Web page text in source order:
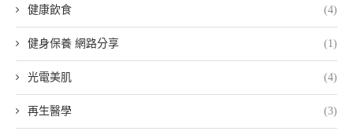
健康飲食 (4)
健身保養 網路分享 (1)
光電美肌 (4)
再生醫學 (3)